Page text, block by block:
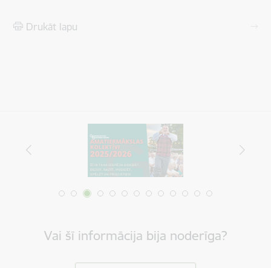
Drukāt lapu
Vai šī informācija bija noderīga?